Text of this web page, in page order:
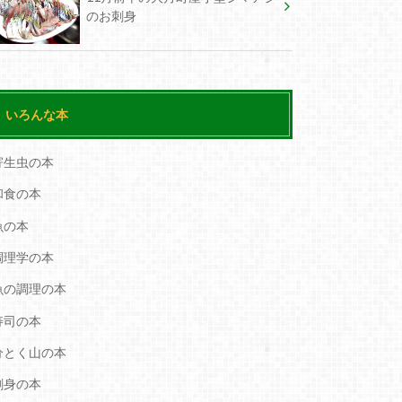
のお刺身
いろんな本
生虫の本
食の本
の本
理学の本
の調理の本
司の本
とく山の本
身の本